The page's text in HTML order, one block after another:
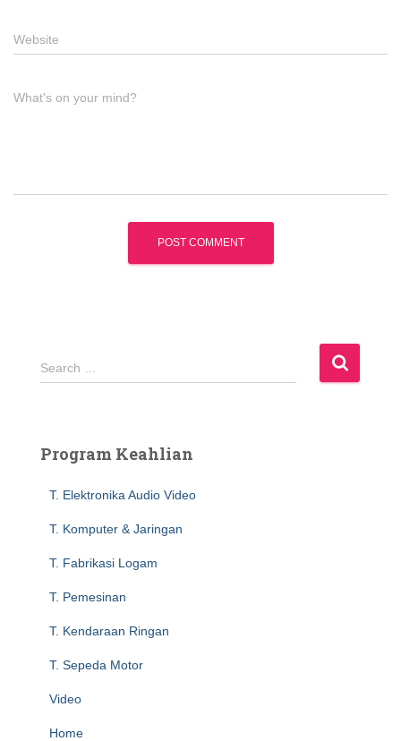
Website
What's on your mind?
S
e
h
Search …
Program Keahlian
T. Elektronika Audio Video
T. Komputer & Jaringan
T. Fabrikasi Logam
T. Pemesinan
T. Kendaraan Ringan
T. Sepeda Motor
Video
Home